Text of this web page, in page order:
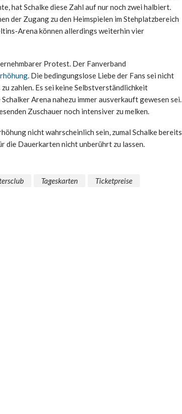
hat Schalke diese Zahl auf nur noch zwei halbiert.
der Zugang zu den Heimspielen im Stehplatzbereich
Arena können allerdings weiterhin vier
Protest. Der Fanverband
. Die bedingungslose Liebe der Fans sei nicht
zahlen. Es sei keine Selbstverständlichkeit
Arena nahezu immer ausverkauft gewesen sei.
Zuschauer noch intensiver zu melken.
nicht wahrscheinlich sein, zumal Schalke bereits
die Dauerkarten nicht unberührt zu lassen.
Tageskarten Ticketpreise